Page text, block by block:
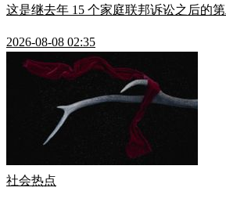
这是继去年 15 个家庭联邦诉讼之后的第
2026-08-08 02:35
社会热点